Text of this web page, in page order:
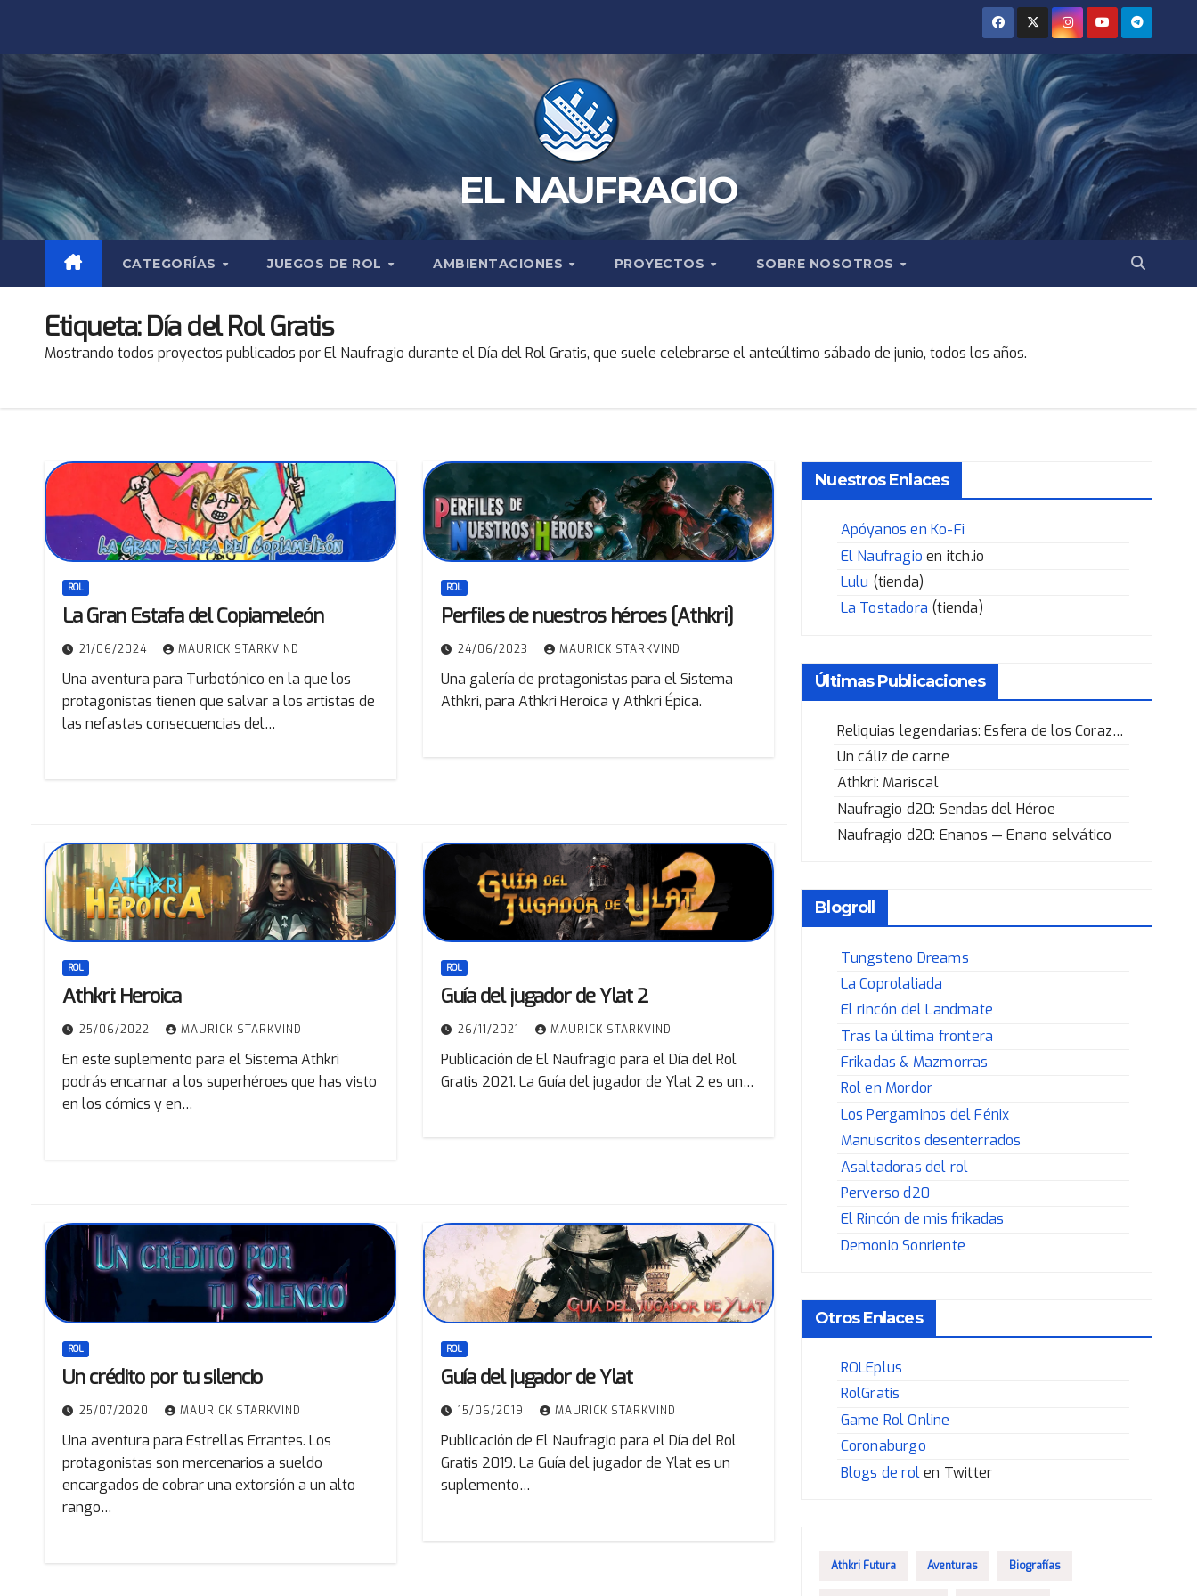
contenido
EL NAUFRAGIO
CATEGORÍAS JUEGOS DE ROL AMBIENTACIONES PROYECTOS SOBRE NOSOTROS
Etiqueta:Día del Rol Gratis
Mostrando todos proyectos publicados por El Naufragio durante el Día del Rol Gratis, que suele celebrarse el anteúltimo sábado de junio, todos los años.
ROL
La Gran Estafa del Copiameleón
21/06/2024 MAURICK STARKVIND
Una aventura para Turbotónico en la que los
protagonistas tienen que salvar a los artistas de
las nefastas consecuencias del…
ROL
Perfiles de nuestros héroes [Athkri]
24/06/2023 MAURICK STARKVIND
Una galería de protagonistas para el Sistema
Athkri, para Athkri Heroica y Athkri Épica.
ROL
Athkri: Heroica
25/06/2022 MAURICK STARKVIND
En este suplemento para el Sistema Athkri
podrás encarnar a los superhéroes que has visto
en los cómics y en…
ROL
Guía del jugador de Ylat 2
26/11/2021 MAURICK STARKVIND
Publicación de El Naufragio para el Día del Rol
Gratis 2021. La Guía del jugador de Ylat 2 es un…
ROL
Un crédito por tu silencio
25/07/2020 MAURICK STARKVIND
Una aventura para Estrellas Errantes. Los
protagonistas son mercenarios a sueldo
encargados de cobrar una extorsión a un alto
rango…
ROL
Guía del jugador de Ylat
15/06/2019 MAURICK STARKVIND
Publicación de El Naufragio para el Día del Rol
Gratis 2019. La Guía del jugador de Ylat es un
suplemento…
Nuestros Enlaces
Apóyanos en Ko-Fi
El Naufragio en itch.io
Lulu (tienda)
La Tostadora (tienda)
Últimas Publicaciones
Reliquias legendarias: Esfera de los Corazones Rotos
Un cáliz de carne
Athkri: Mariscal
Naufragio d20: Sendas del Héroe
Naufragio d20: Enanos — Enano selvático
Blogroll
Tungsteno Dreams
La Coprolaliada
El rincón del Landmate
Tras la última frontera
Frikadas & Mazmorras
Rol en Mordor
Los Pergaminos del Fénix
Manuscritos desenterrados
Asaltadoras del rol
Perverso d20
El Rincón de mis frikadas
Demonio Sonriente
Otros Enlaces
ROLEplus
RolGratis
Game Rol Online
Coronaburgo
Blogs de rolen Twitter
Athkri Futura Aventuras Biografías